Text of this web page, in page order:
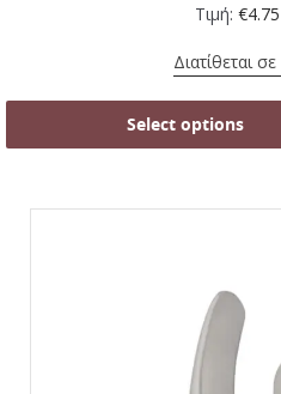
Τιμή: €4.75
Διατίθεται σε
Select options